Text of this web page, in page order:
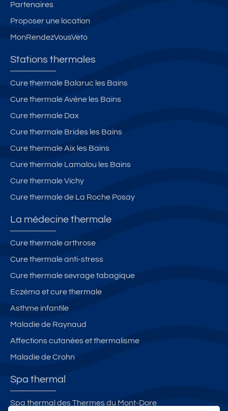
Partenaires
Proposer une location
MonRendezVousVeto
Stations thermales
Cure thermale Balaruc les Bains
Cure thermale Avène les Bains
Cure thermale Dax
Cure thermale Brides les Bains
Cure thermale Aix les Bains
Cure thermale Lamalou les Bains
Cure thermale Vichy
Cure thermale de La Roche Posay
La médecine thermale
Cure thermale arthrose
Cure thermale anti-stress
Cure thermale sevrage tabagique
Eczéma et cure thermale
Asthme infantile
Maladie de Raynaud
Affections cutanées et thermalisme
Maladie de Crohn
Spa thermal
Spa thermal des Thermes du Mont-Dore